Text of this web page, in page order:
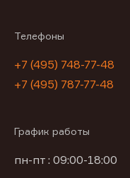
Телефоны
+7 (495) 748-77-48
+7 (495) 787-77-48
График работы
пн-пт : 09:00-18:00